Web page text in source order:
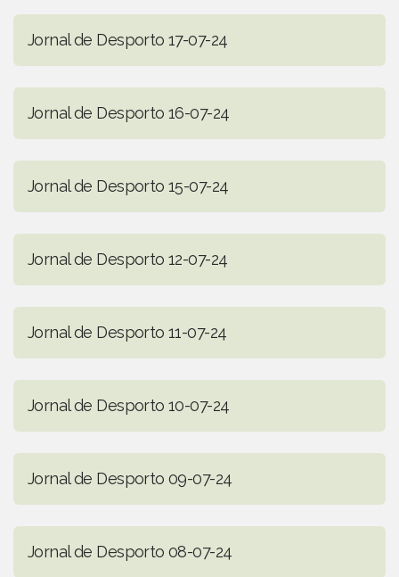
Jornal de Desporto 17-07-24
Jornal de Desporto 16-07-24
Jornal de Desporto 15-07-24
Jornal de Desporto 12-07-24
Jornal de Desporto 11-07-24
Jornal de Desporto 10-07-24
Jornal de Desporto 09-07-24
Jornal de Desporto 08-07-24